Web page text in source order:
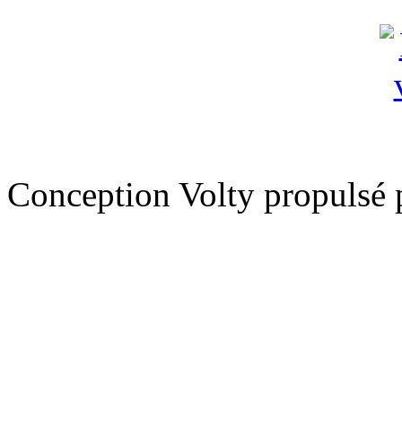
Conception Volty propulsé